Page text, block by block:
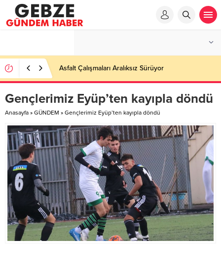
Asfalt Çalışmaları Aralıksız Sürüyor
Gençlerimiz Eyüp’ten kayıpla döndü
Anasayfa » GÜNDEM » Gençlerimiz Eyüp’ten kayıpla döndü